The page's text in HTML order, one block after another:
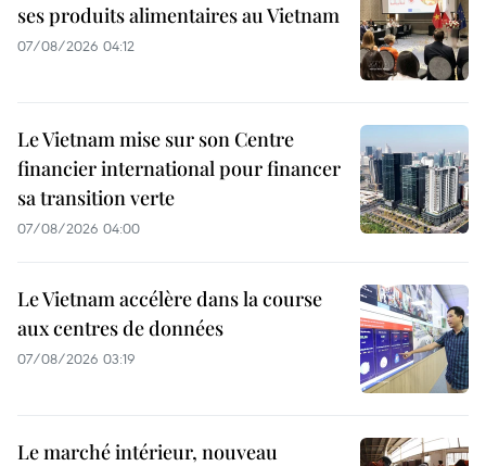
ses produits alimentaires au Vietnam
07/08/2026 04:12
Le Vietnam mise sur son Centre
financier international pour financer
sa transition verte
07/08/2026 04:00
Le Vietnam accélère dans la course
aux centres de données
07/08/2026 03:19
Le marché intérieur, nouveau